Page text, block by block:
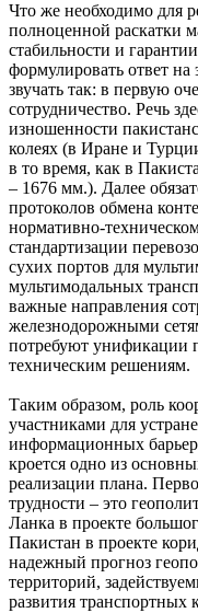
Что же необходимо для
полноценной раскатки
стабильности и
формулировать ответ на
звучать так: в первую
сотрудничество. Речь
изношенности
колеях (в Иране и
в то время, как в
– 1676 мм.). Далее
протоколов обмена
нормативно-
стандартизации
сухих портов для
мультимодальных
важные направления
железнодорожными
потребуют унификации
техническим решениям.
Таким образом, роль
участниками для
информационных
кроется одно из
реализации плана.
трудности – это
Ланка в проекте
Пакистан в проекте
надежный прогноз
территорий,
развития транспортных